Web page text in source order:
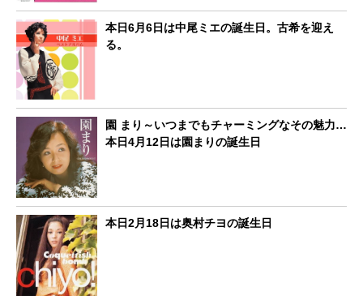
本日6月6日は中尾ミエの誕生日。古希を迎え
る。
園 まり～いつまでもチャーミングなその魅力…
本日4月12日は園まりの誕生日
本日2月18日は奥村チヨの誕生日